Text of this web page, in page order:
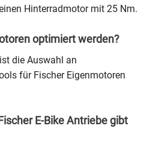
Hinterradmotor mit 25 Nm.
optimiert werden?
die Auswahl an
für Fischer Eigenmotoren
E-Bike Antriebe gibt